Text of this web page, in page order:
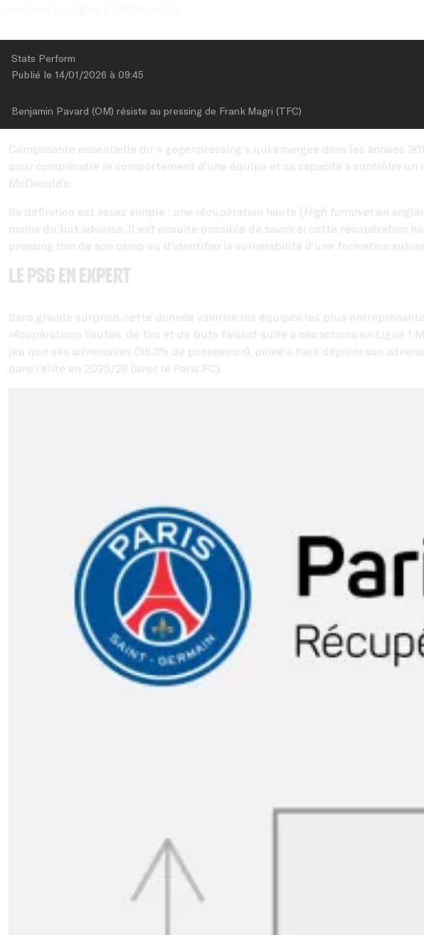
Stats Perform
Publié le 14/01/2026 à 09:45
Benjamin Pavard (OM) résiste au pressing de Frank Magri (TFC)
Composante essentielle du « gegenpressing » qui émergea dans les
pour comprendre le comportement d’une équipe et sa capacité à contrôler
McDonald’s.
Sa définition est assez simple : une récupération haute (High turnoveren
moins du but adverse. Il est ensuite possible de savoir si cette récupération
pressing loin de son camp ou d’identifier la vulnérabilité d’une formation
Le PSG en expert
Sans grande surprise, cette donnée valorise les équipes les plus
récupérations hautes, de tirs et de buts faisant suite à ces actions en Ligue 1
jeu que ses adversaires (55.3% de possession), peine à faire déjouer son
dans l’élite en 2025/26 (avec le Paris FC).